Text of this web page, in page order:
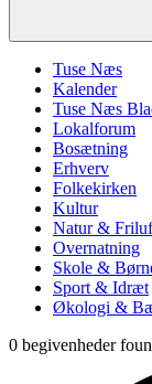
Tuse Næs
Kalender
Tuse Næs
Lokalforum
Bosætning
Erhverv
Folkekirken
Kultur
Natur &
Overnatning
Skole &
Sport & Idræt
Økologi &
0 begivenheder